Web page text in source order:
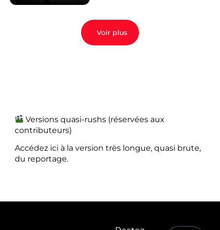
Voir plus
Versions quasi-rushs (réservées aux
contributeurs)
Accédez ici à la version très longue, quasi brute,
du reportage.